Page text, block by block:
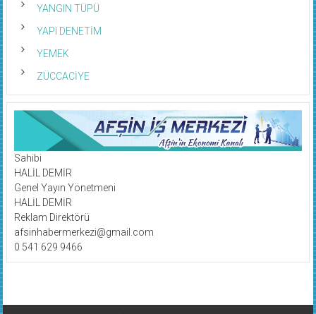
YANGIN TÜPÜ
YAPI DENETİM
YEMEK
ZÜCCACİYE
Sahibi
HALİL DEMİR
Genel Yayın Yönetmeni
HALİL DEMİR
Reklam Direktörü
afsinhabermerkezi@gmail.com
0 541 629 9466